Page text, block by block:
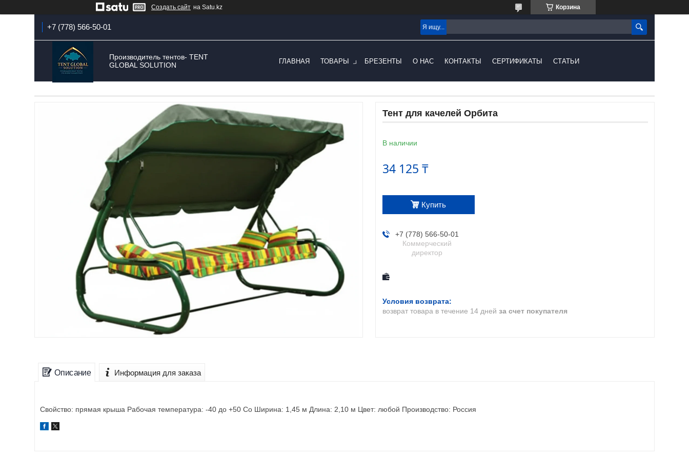
Создать сайт на Satu.kz Корзина
+7 (778) 566-50-01
Производитель тентов- TENT
GLOBAL SOLUTION
ГЛАВНАЯ ТОВАРЫ БРЕЗЕНТЫ О НАС КОНТАКТЫ СЕРТИФИКАТЫ СТАТЬИ
Тент для качелей Орбита
В наличии
34 125 ₸
Купить
+7 (778) 566-50-01
Коммерческий
директор
возврат товара в течение 14 дней за счет покупателя
Описание Информация для заказа
Свойство: прямая крыша Рабочая температура: -40 до +50 Co Ширина: 1,45 м Длина: 2,10 м Цвет: любой Производство: Россия